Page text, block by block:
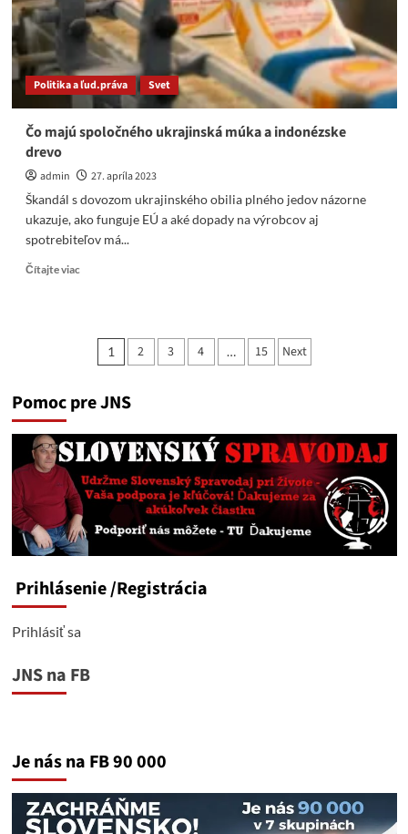
Zelenským
Ťin-
pchingom
Politika a ľud.práva Svet
Čo majú spoločného ukrajinská múka a indonézske
drevo
admin
27. apríla 2023
Škandál s dovozom ukrajinského obilia plného jedov názorne
ukazuje, ako funguje EÚ a aké dopady na výrobcov aj
spotrebiteľov má...
Čítajte viacRead
majú
spoločného
a
drevo
Stránkovanie
1 2 3 4 … 15 Next
Pomoc pre JNS
Prihlásenie/Registrácia
Prihlásiť sa
JNS na FB
Je nás na FB 90 000